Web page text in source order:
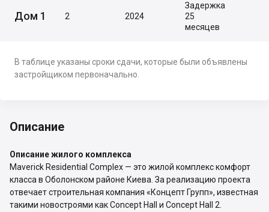
Дом 1 2 2024
Задержка
25
месяцев
В таблице указаны сроки сдачи, которые были объявлены
застройщиком первоначально.
Описание
Описание жилого комплекса
Maverick Residential Complex — это жилой комплекс комфорт
класса в Оболонском районе Киева. За реализацию проекта
отвечает строительная компания «Концепт Групп», известная
такими новостроями как Concept Hall и Concept Hall 2.